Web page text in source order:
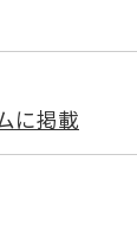
に掲載